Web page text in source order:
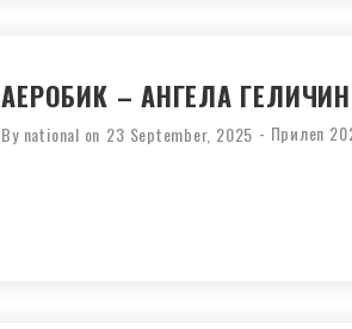
АЕРОБИК – АНГЕЛА
By national on 23 September, 2025 - Прилеп